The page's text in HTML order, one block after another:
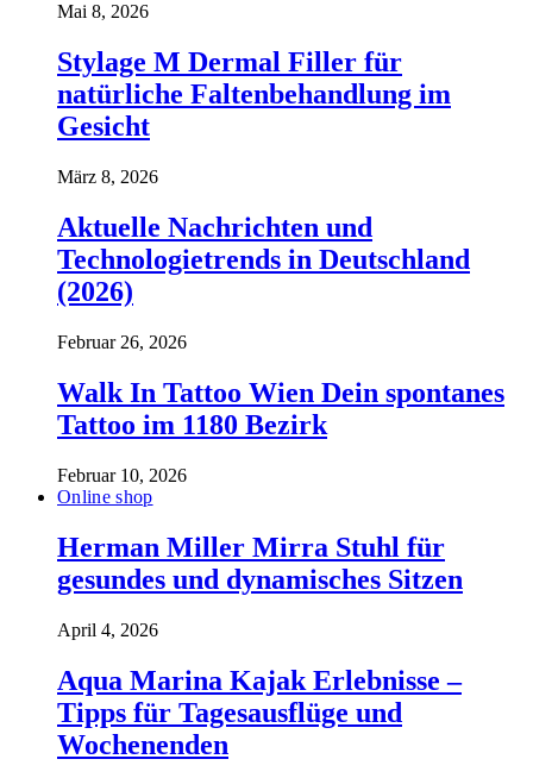
Mai 8, 2026
Stylage M Dermal Filler für
natürliche Faltenbehandlung im
Gesicht
März 8, 2026
Aktuelle Nachrichten und
Technologietrends in Deutschland
(2026)
Februar 26, 2026
Walk In Tattoo Wien Dein spontanes
Tattoo im 1180 Bezirk
Februar 10, 2026
Online shop
Herman Miller Mirra Stuhl für
gesundes und dynamisches Sitzen
April 4, 2026
Aqua Marina Kajak Erlebnisse –
Tipps für Tagesausflüge und
Wochenenden